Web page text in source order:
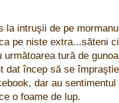
la intruşii de pe
pe niste extra...săteni
următoarea tură de
dat încep să se
dar au
o foame de lup.